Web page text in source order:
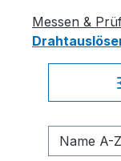
Messen &